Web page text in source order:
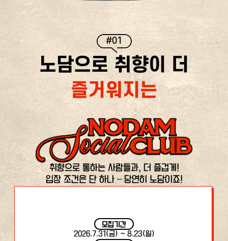
#01
노담으로 취향이 더
즐거워지는
취향으로 통하는 사람들과, 더 즐겁게!
입장 조건은 단 하나 – 당연히 노담이죠!
모집기간
2026.7.31(금) ~ 8.23(일)